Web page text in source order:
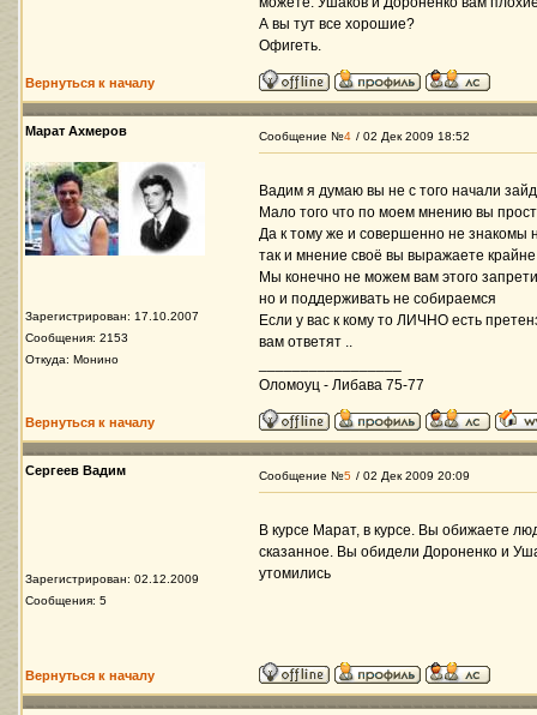
А вы тут все хорошие?
Офигеть.
Вернуться к началу
Марат Ахмеров
Зарегистрирован: 17.10.2007
Сообщения: 2153
Откуда: Монино
Сообщение №4 / 02 Дек 2009 18:52
Вадим я думаю вы не с того начали
Мало того что по моем мнению вы
Да к тому же и совершенно не знакомы
так и мнение своё вы выражаете
Мы конечно не можем вам этого
но и поддерживать не собираемся
Если у вас к кому то ЛИЧНО есть
вам ответят ..
Оломоуц - Либава 75-77
Вернуться к началу
Сергеев Вадим
Зарегистрирован: 02.12.2009
Сообщения: 5
Сообщение №5 / 02 Дек 2009 20:09
В курсе Марат, в курсе. Вы обижаете
сказанное. Вы обидели Дороненко и
утомились
Вернуться к началу